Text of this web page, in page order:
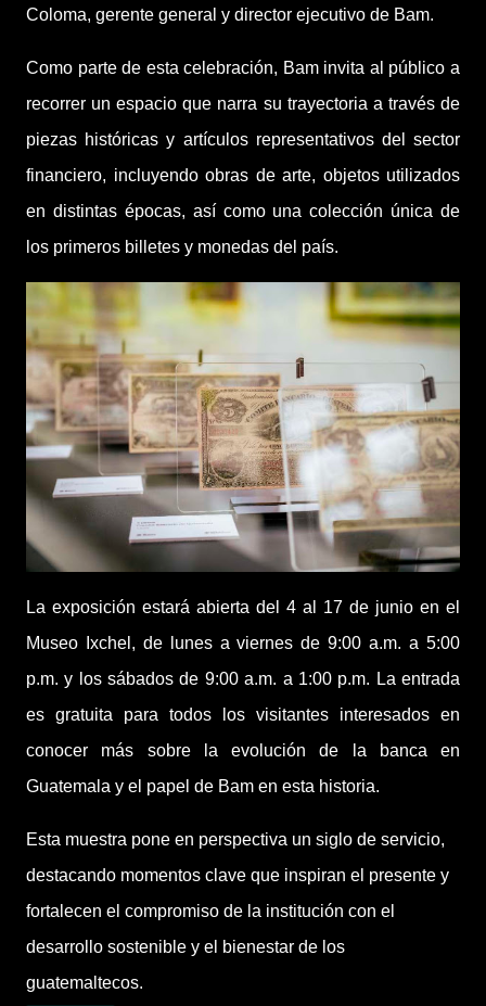
Coloma, gerente general y director ejecutivo de Bam.
Como parte de esta celebración, Bam invita al público a
recorrer un espacio que narra su trayectoria a través de
piezas históricas y artículos representativos del sector
financiero, incluyendo obras de arte, objetos utilizados
en distintas épocas, así como una colección única de
los primeros billetes y monedas del país.
La exposición estará abierta del 4 al 17 de junio en el
Museo Ixchel, de lunes a viernes de 9:00 a.m. a 5:00
p.m. y los sábados de 9:00 a.m. a 1:00 p.m. La entrada
es gratuita para todos los visitantes interesados en
conocer más sobre la evolución de la banca en
Guatemala y el papel de Bam en esta historia.
Esta muestra pone en perspectiva un siglo de servicio,
destacando momentos clave que inspiran el presente y
fortalecen el compromiso de la institución con el
desarrollo sostenible y el bienestar de los
guatemaltecos.